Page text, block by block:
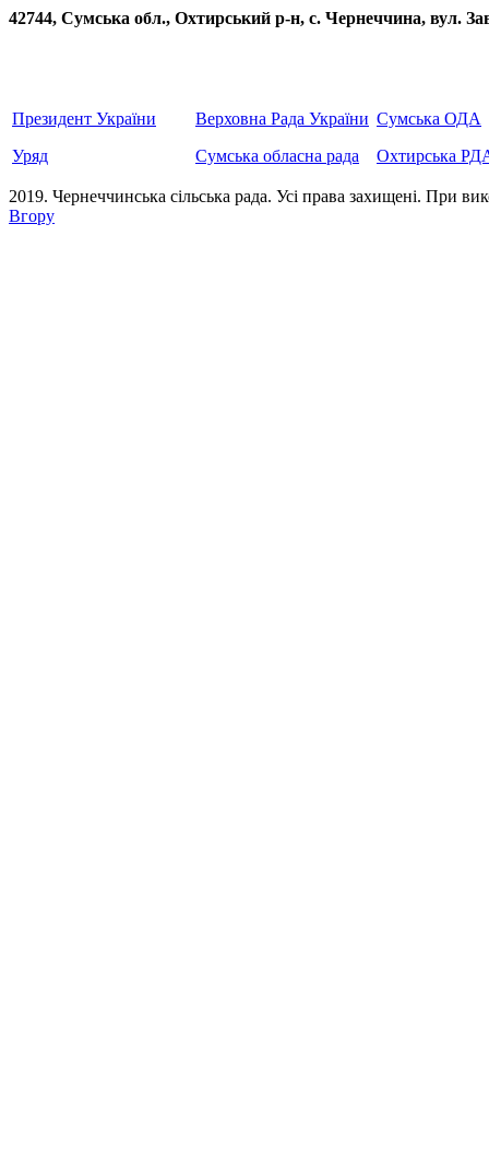
42744, Сумська обл., Охтирський р-н, с. Чернеччина,
Президент України
Уряд
Верховна Рада України
Сумська обласна рада
Сумська ОДА
Охтирська
2019. Чернеччинська сільська рада. Усi права захищенi. При
Вгору